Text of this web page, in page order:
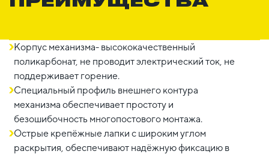
Корпус механизма- высококачественный
поликарбонат, не проводит электрический ток, не
поддерживает горение.
Специальный профиль внешнего контура
механизма обеспечивает простоту и
безошибочность многопостового монтажа.
Острые крепёжные лапки с широким углом
раскрытия, обеспечивают надёжную фиксацию в